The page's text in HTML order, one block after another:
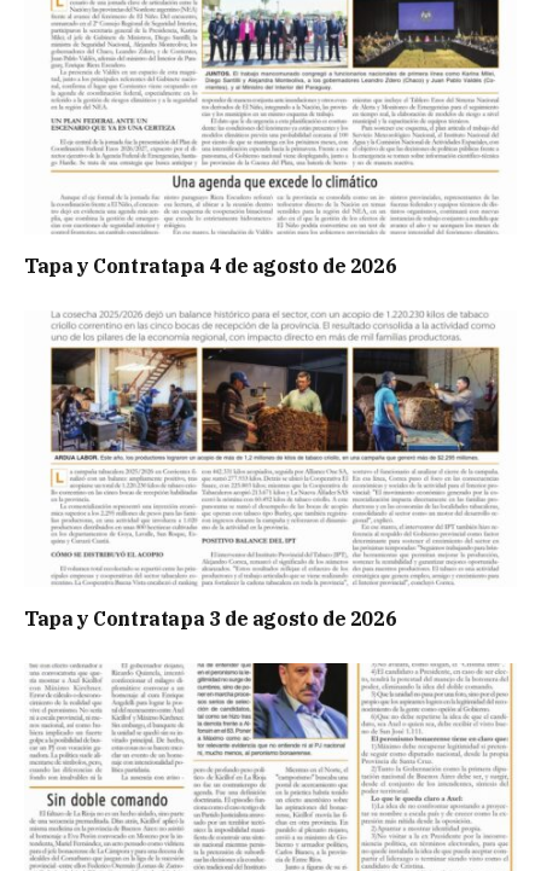
Tapa y Contratapa 4 de agosto de 2026
Tapa y Contratapa 3 de agosto de 2026